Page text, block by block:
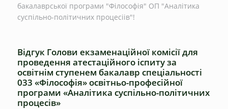
бакалаврської програми "Філософія" ОП "Аналітика
суспільно-політичних процесіів"!
Відгук Голови екзаменаційної комісії для
проведення атестаційного іспиту за
освітнім ступенем бакалавр спеціальності
033 «Філософія» освітньо-професійної
програми «Аналітика суспільно-політичних
процесів»